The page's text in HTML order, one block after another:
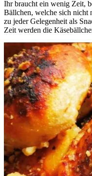
Ihr braucht ein wenig Zeit,
Bällchen, welche sich nicht
zu jeder Gelegenheit als
Zeit werden die